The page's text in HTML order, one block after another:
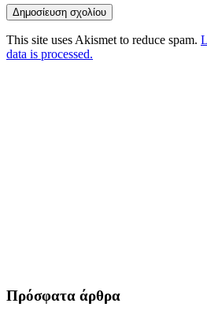
This site uses Akismet to reduce spam.
data is processed.
Πρόσφατα άρθρα